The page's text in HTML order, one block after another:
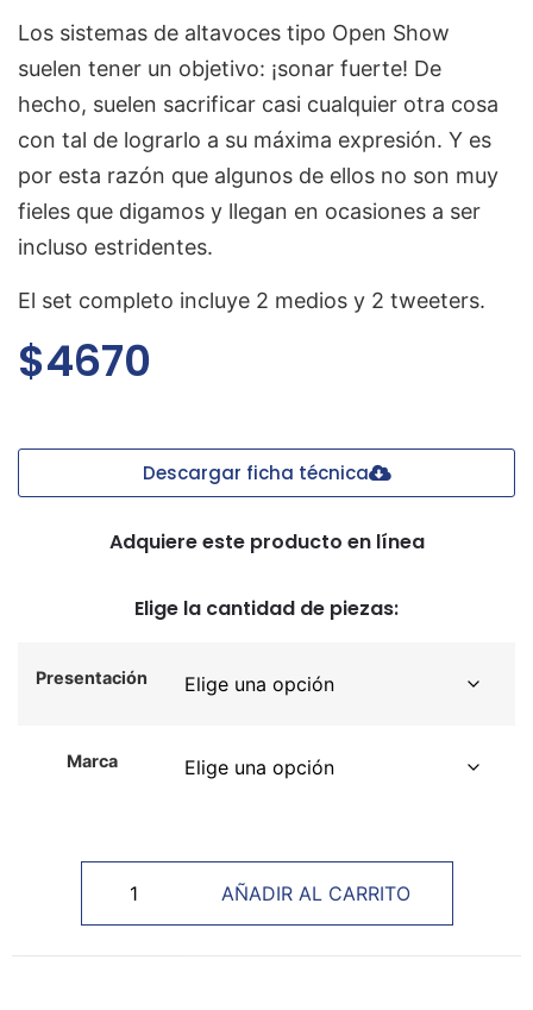
Los sistemas de altavoces tipo Open Show
suelen tener un objetivo: ¡sonar fuerte! De
hecho, suelen sacrificar casi cualquier otra cosa
con tal de lograrlo a su máxima expresión. Y es
por esta razón que algunos de ellos no son muy
fieles que digamos y llegan en ocasiones a ser
incluso estridentes.
El set completo incluye 2 medios y 2 tweeters.
$4670
Descargar ficha técnica
Adquiere este producto en línea
Elige la cantidad de piezas:
Presentación
Marca
AÑADIR AL CARRITO